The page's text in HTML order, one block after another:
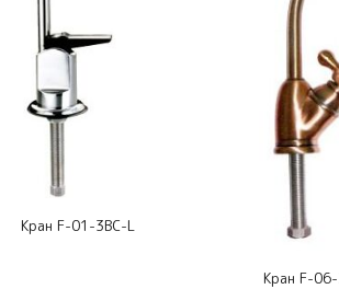
Кран F-01-3BC-L
Кран F-06-